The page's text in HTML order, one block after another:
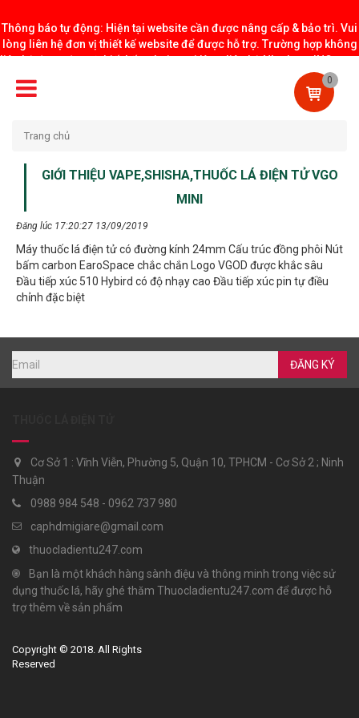
Thông báo tự động: Hiện tại website cần được nâng cấp & bảo trì. Vui
lòng liên hệ đơn vị thiết kế website để được hỗ trợ. Trường hợp không
liên hệ được đơn vị thiết kế website vui lòng liên hệ NhatLongINC.com
0
Trang chủ
GIỚI THIỆU VAPE,SHISHA,THUỐC LÁ ĐIỆN TỬ VGO
MINI
Đăng lúc 17:20:27 13/09/2019
Máy thuốc lá điện tử có đường kính 24mm Cấu trúc đồng phôi Nút
bấm carbon EaroSpace chắc chắn Logo VGOD được khắc sâu
Đầu tiếp xúc 510 Hybird có độ nhạy cao Đầu tiếp xúc pin tự điều
chỉnh đặc biệt
ĐĂNG KÝ
Cơ Sở 1 : Vĩnh Viễn, Phường 5, Quận 10, TPHCM - Cơ Sở 2 ; Ninh
Thuận
0988 984 548 - 0962 737 980
caphdmigiare@gmail.com
thuocladientu247.com
Bạn là một khách hàng sành điệu và thông minh trong việc sử
dụng thuốc lá, hãy ghé thăm Thuocladientu247.com để được hỗ
trợ thêm về sản phẩm
Copyright © 2018. All Rights
Reserved